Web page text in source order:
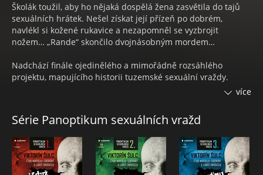
Školák toužil, aby ho nějaká dospělá žena zasvětila do tajů
sexuálních hrátek. Nešel získat její přízeň po dobrém,
navlékl si kožené rukavice a nezapomněl se vyzbrojit
nožem… „Rande“ skončilo dvojnásobným mordem…
Nadchází finále ojedinělého a mimořádně rozsáhlého
projektu, mapujícího historii tuzemské sexuální vraždy.
Předchozí díl Zlý duch ocenili spokojení čtenáři 98 procenty
elektronické databázi knih.
Pátý díl čtenáři vyhledávaného Panoptika se zabývá zločiny v
časovém rozpětí let 1974 až 2017. Rámec třinácti kauz je
naplněn jak archivními případy, dodnes upoutávajícími
více
Série Panoptikum sexuálních vražd